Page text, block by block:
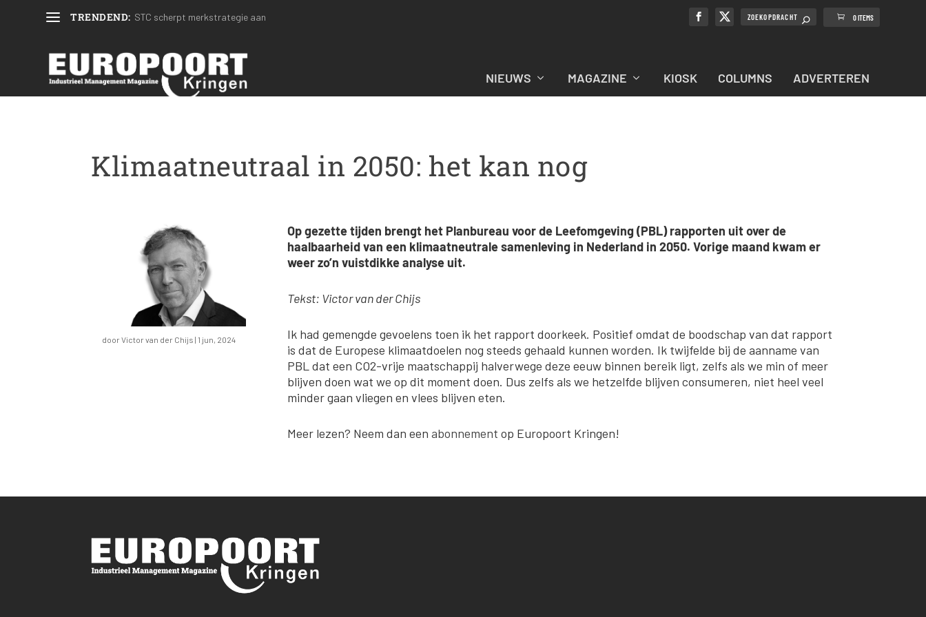
TRENDEND: STC scherpt merkstrategie aan 0 ITEMS
NIEUWS MAGAZINE KIOSK COLUMNS ADVERTEREN
Klimaatneutraal in 2050: het kan nog
doorVictor van der Chijs | 1 jun, 2024
Op gezette tijden brengt het Planbureau voor de Leefomgeving (PBL) rapporten uit over de
haalbaarheid van een klimaatneutrale samenleving in Nederland in 2050. Vorige maand kwam er
weer zo’n vuistdikke analyse uit.
Tekst: Victor van der Chijs
Ik had gemengde gevoelens toen ik het rapport doorkeek. Positief omdat de boodschap van dat rapport
is dat de Europese klimaatdoelen nog steeds gehaald kunnen worden. Ik twijfelde bij de aanname van
PBL dat een CO2-vrije maatschappij halverwege deze eeuw binnen bereik ligt, zelfs als we min of meer
blijven doen wat we op dit moment doen. Dus zelfs als we hetzelfde blijven consumeren, niet heel veel
minder gaan vliegen en vlees blijven eten.
Meer lezen? Neem dan een abonnement op Europoort Kringen!